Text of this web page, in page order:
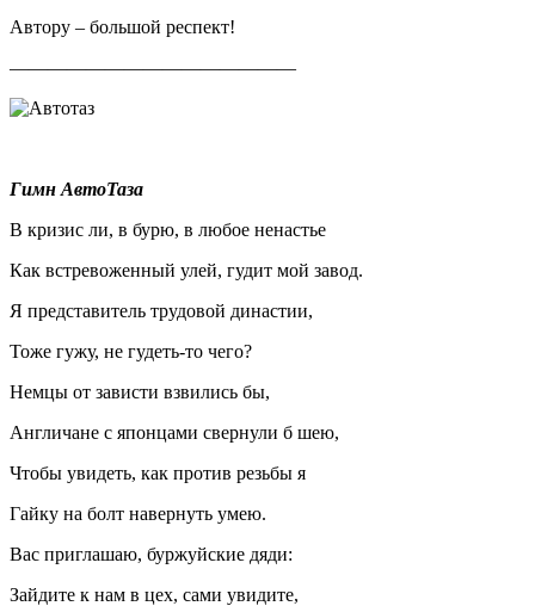
Автору – большой респект!
———————————————
Гимн АвтоТаза
В кризис ли, в бурю, в любое ненастье
Как встревоженный улей, гудит мой завод.
Я представитель трудовой династии,
Тоже гужу, не гудеть-то чего?
Немцы от зависти взвились бы,
Англичане с японцами свернули б шею,
Чтобы увидеть, как против резьбы я
Гайку на болт навернуть умею.
Вас приглашаю, буржуйские дяди:
Зайдите к нам в цех, сами увидите,